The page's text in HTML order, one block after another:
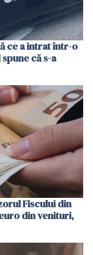
ce a intrat într-o
că s-a
Fiscului din
din venituri,